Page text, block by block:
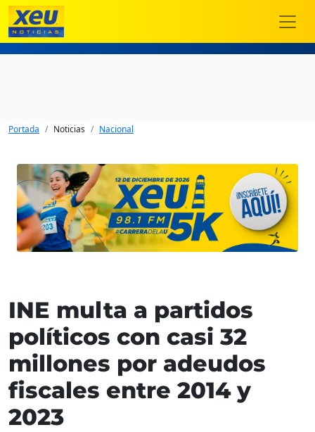
Portada Noticias Nacional
INE multa a partidos
políticos con casi 32
millones por adeudos
fiscales entre 2014 y
2023